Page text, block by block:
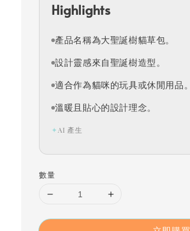
Highlights
產品名稱為大聖誕樹貓草包。
設計靈感來自聖誕樹造型。
適合作為貓咪的玩具或休閒用品。
溫暖且貼心的設計理念。
✦ AI 產生
數量